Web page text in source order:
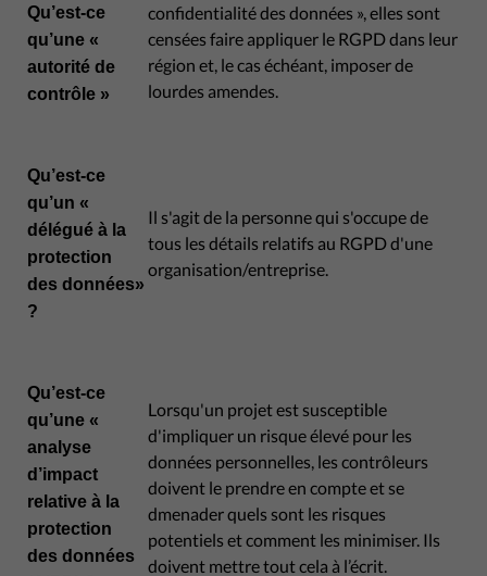
Qu’est-ce
qu’une «
autorité de
contrôle »
confidentialité des données », elles sont
censées faire appliquer le RGPD dans leur
région et, le cas échéant, imposer de
lourdes amendes.
Qu’est-ce
qu’un «
délégué à la
protection
des données»
?
Il s'agit de la personne qui s'occupe de
tous les détails relatifs au RGPD d'une
organisation/entreprise.
Qu’est-ce
qu’une «
analyse
d’impact
relative à la
protection
des données
Lorsqu'un projet est susceptible
d'impliquer un risque élevé pour les
données personnelles, les contrôleurs
doivent le prendre en compte et se
dmenader quels sont les risques
potentiels et comment les minimiser. Ils
doivent mettre tout cela à l’écrit.